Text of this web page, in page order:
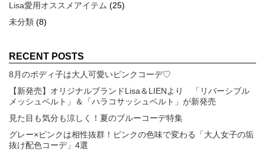
Lisa愛用オススメアイテム (25)
未分類 (8)
RECENT POSTS
8月のボディ子は大人可愛いピンクコーデ♡
【新発売】オリジナルブランドLisa＆LIENより 「リバーシブル
メッシュベルト」＆「ハラコサッシュベルト」が新発売
見た目も気分も涼しく！夏のブルーコーデ特集
グレー×ピンクは相性抜群！ピンクの色味で変わる「大人女子の垢
抜け配色コーデ」4選